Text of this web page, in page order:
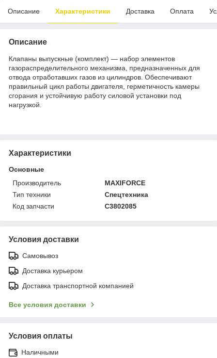
Описание Характеристики Доставка Оплата
Описание
Клапаны выпускные (комплект) — набор элементов
газораспределительного механизма, предназначенных для
отвода отработавших газов из цилиндров. Обеспечивают
правильный цикл работы двигателя, герметичность камеры
сгорания и устойчивую работу силовой установки под
нагрузкой.
Характеристики
Основные
Производитель
MAXIFORCE
Тип техники
Спецтехника
Код запчасти
C3802085
Условия доставки
Самовывоз
Доставка курьером
Доставка транспортной компанией
Все условия доставки
Условия оплаты
Наличными